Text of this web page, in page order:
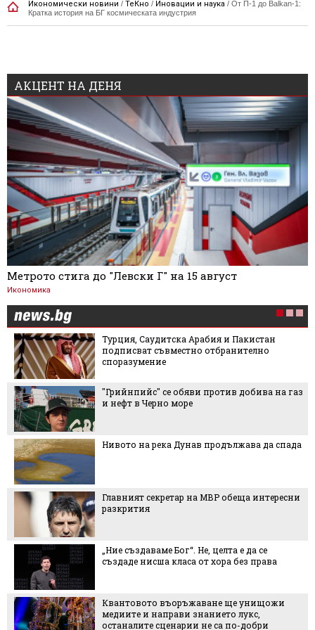
Икономически новини / ТеКно / Иновации и наука / От П-1 до Balkan-1:
Кратка история на БГ космическата индустрия
АКЦЕНТ НА ДЕНЯ
Метрото стига до "Левски Г" на 15 август
Икономика
15 факта, които не знаем за бирата в
Международния ден на бирата
3 лесни и вкусни летни рецепти с
патладжани
5 причини за бели петна по ноктите
Чарлийз Терон на 51
Нова теория променя представите за
произхода на живота на Земята
По-малко протеини - по-здравословно
остаряване: какво показва ново изследване